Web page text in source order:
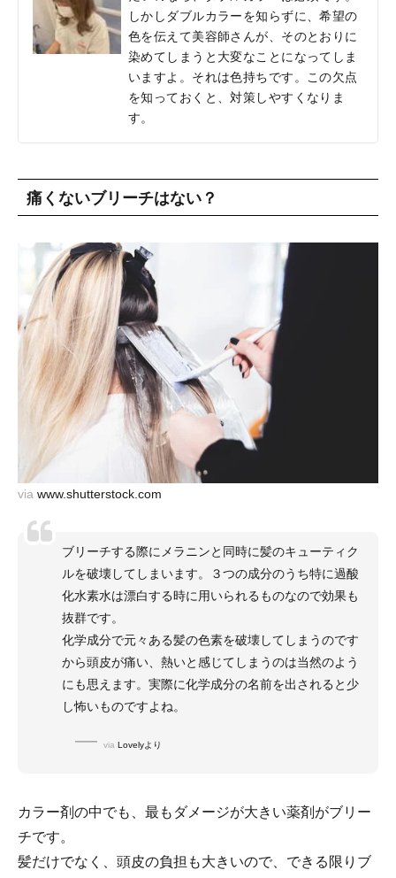
しかしダブルカラーを知らずに、希望の
色を伝えて美容師さんが、そのとおりに
染めてしまうと大変なことになってしま
いますよ。それは色持ちです。この欠点
を知っておくと、対策しやすくなりま
す。
痛くないブリーチはない？
via www.shutterstock.com
ブリーチする際にメラニンと同時に髪のキューティク
ルを破壊してしまいます。３つの成分のうち特に過酸
化水素水は漂白する時に用いられるものなので効果も
抜群です。
化学成分で元々ある髪の色素を破壊してしまうのです
から頭皮が痛い、熱いと感じてしまうのは当然のよう
にも思えます。実際に化学成分の名前を出されると少
し怖いものですよね。
via Lovelyより
カラー剤の中でも、最もダメージが大きい薬剤がブリー
チです。
髪だけでなく、頭皮の負担も大きいので、できる限りブ